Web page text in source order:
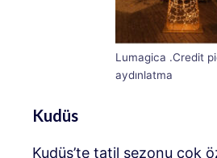
Lumagica .Credit
aydınlatma
Kudüs
Kudüs’te tatil sezonu çok